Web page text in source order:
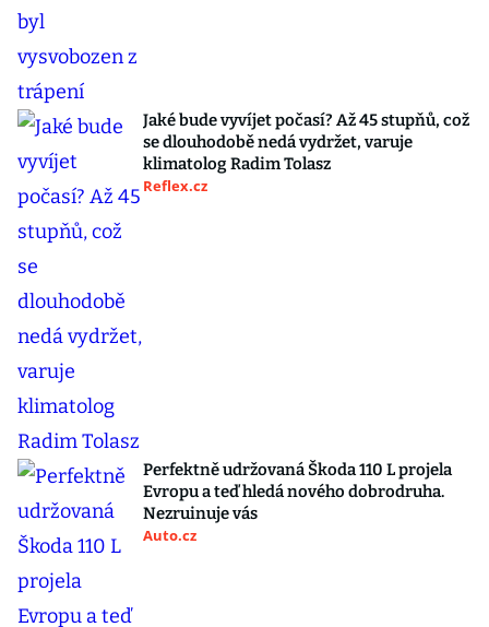
Jaké bude vyvíjet počasí? Až 45 stupňů, což
se dlouhodobě nedá vydržet, varuje
klimatolog Radim Tolasz
Reflex.cz
Perfektně udržovaná Škoda 110 L projela
Evropu a teď hledá nového dobrodruha.
Nezruinuje vás
Auto.cz